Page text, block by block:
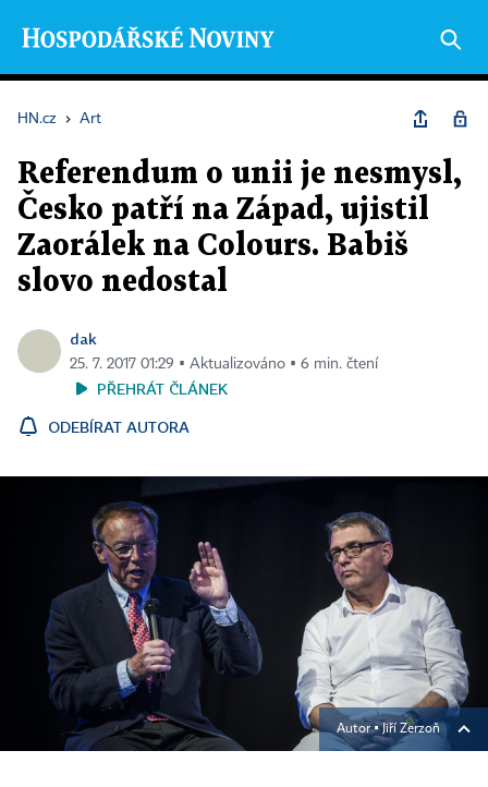
HN.cz › Art
Referendum o unii je nesmysl,
Česko patří na Západ, ujistil
Zaorálek na Colours. Babiš
slovo nedostal
dak
25. 7. 2017 01:29 ▪ Aktualizováno ▪ 6 min. čtení
PŘEHRÁT ČLÁNEK
ODEBÍRAT AUTORA
Autor ▪Jiří Zerzoň